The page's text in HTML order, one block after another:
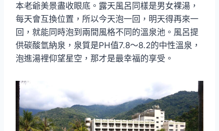
本老爺美景盡收眼底。露天風呂同樣是男女裸湯，
每天會互換位置，所以今天泡一回，明天得再來一
回，就能同時泡到兩間風格不同的溫泉池。風呂提
供碳酸氫納泉，泉質是PH值7.8～8.2的中性溫泉，
泡進湯裡仰望星空，那才是最幸福的享受。